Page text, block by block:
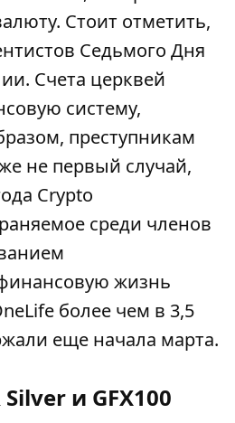
Стоит отметить,
Седьмого Дня
Счета церквей
систему,
преступникам
не первый случай,
Crypto
среди членов
жизнь
более чем в 3,5
еще начала марта.
и GFX100